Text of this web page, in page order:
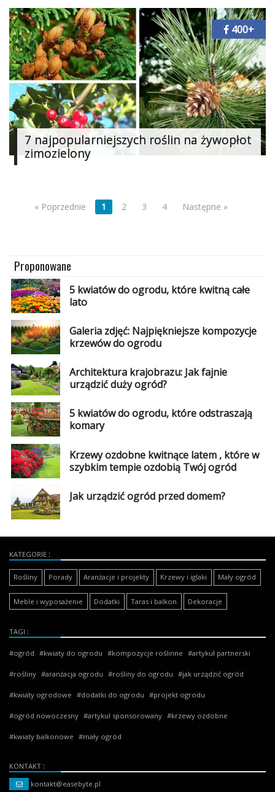
7 najpopularniejszych roślin na żywopłot
zimozielony
400+
« Poprzednie 1 2 3 4 Następne »
Proponowane
5 kwiatów do ogrodu, które kwitną całe
lato
Galeria zdjęć: Najpiękniejsze kompozycje
krzewów do ogrodu
Architektura krajobrazu: Jak fajnie
urządzić duży ogród?
5 kwiatów do ogrodu, które odstraszają
komary
Krzewy ozdobne kwitnące latem , które w
szybkim tempie ozdobią Twój ogród
Jak urządzić ogród przed domem?
KATEGORIE
Rośliny Porady Aranżacje i projekty Krzewy i iglaki Mały ogród
Meble i wyposażenie Dodatki Taras i balkon Dekoracje
TAGI
ogród kwiaty do ogrodu kompozycje roślinne artykuł partnerski
rośliny aranżacja ogrodu rośliny do ogrodu jak urządzić ogród
kwiaty ogrodowe dodatki do ogrodu projekt ogrodu
ogród nowoczesny artykul sponsorowany krzewy ozdobne
kwiaty balkonowe mały ogród
KONTAKT
kontakt@easebyte.pl